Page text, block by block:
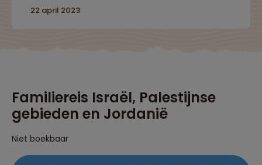
22 april 2023
Familiereis Israël, Palestijnse
gebieden en Jordanië
Niet boekbaar